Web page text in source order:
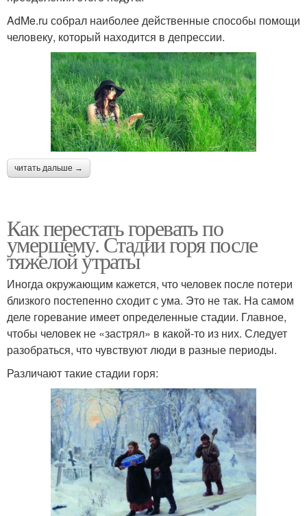
AdMe.ru собрал наиболее действенные способы помощи
человеку, который находится в депрессии.
читать дальше →
Как перестать горевать по
умершему. Стадии горя после
тяжелой утраты
Иногда окружающим кажется, что человек после потери
близкого постепенно сходит с ума. Это не так. На самом
деле горевание имеет определенные стадии. Главное,
чтобы человек не «застрял» в какой-то из них. Следует
разобраться, что чувствуют люди в разные периоды.
Различают такие стадии горя: